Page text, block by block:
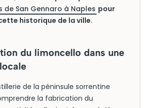
de San Gennaro à Naples pour
historique de la ville.
du limoncello dans une
de la péninsule sorrentine
la fabrication du